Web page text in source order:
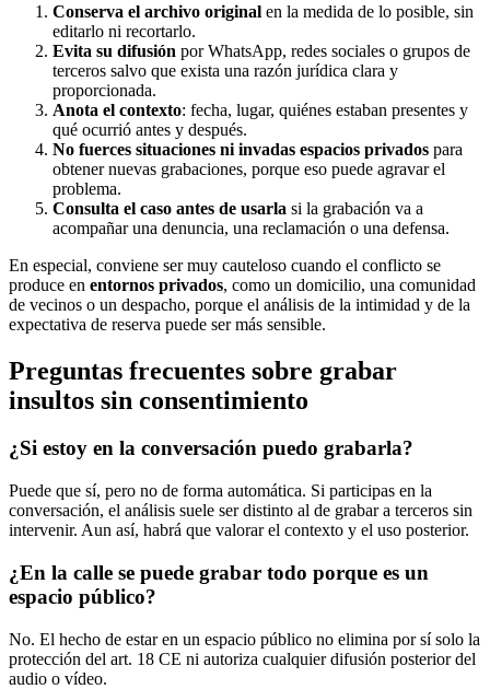
Conserva el archivo original en la medida de lo posible, sin
editarlo ni recortarlo.
Evita su difusión por WhatsApp, redes sociales o grupos de
terceros salvo que exista una razón jurídica clara y
proporcionada.
Anota el contexto: fecha, lugar, quiénes estaban presentes y
qué ocurrió antes y después.
No fuerces situaciones ni invadas espacios privados para
obtener nuevas grabaciones, porque eso puede agravar el
problema.
Consulta el caso antes de usarla si la grabación va a
acompañar una denuncia, una reclamación o una defensa.
En especial, conviene ser muy cauteloso cuando el conflicto se
produce en entornos privados, como un domicilio, una comunidad
de vecinos o un despacho, porque el análisis de la intimidad y de la
expectativa de reserva puede ser más sensible.
Preguntas frecuentes sobre grabar
insultos sin consentimiento
¿Si estoy en la conversación puedo grabarla?
Puede que sí, pero no de forma automática. Si participas en la
conversación, el análisis suele ser distinto al de grabar a terceros sin
intervenir. Aun así, habrá que valorar el contexto y el uso posterior.
¿En la calle se puede grabar todo porque es un
espacio público?
No. El hecho de estar en un espacio público no elimina por sí solo la
protección del art. 18 CE ni autoriza cualquier difusión posterior del
audio o vídeo.